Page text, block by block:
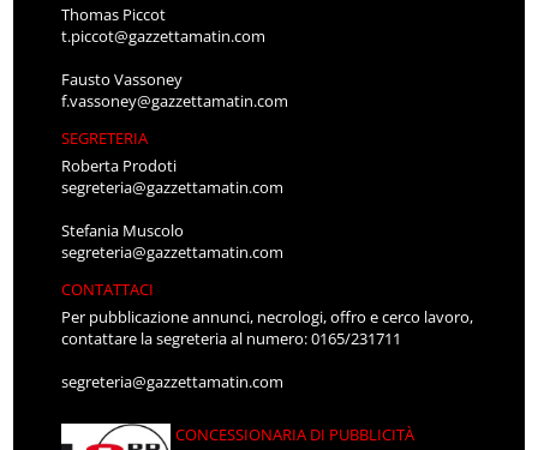
Thomas Piccot
t.piccot@gazzettamatin.com
Fausto Vassoney
f.vassoney@gazzettamatin.com
SEGRETERIA
Roberta Prodoti
segreteria@gazzettamatin.com
Stefania Muscolo
segreteria@gazzettamatin.com
CONTATTACI
Per pubblicazione annunci, necrologi, offro e cerco lavoro,
contattare la segreteria al numero: 0165/231711
segreteria@gazzettamatin.com
CONCESSIONARIA DI PUBBLICITÀ